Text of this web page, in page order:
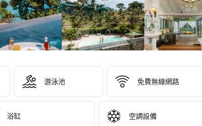
游泳池 免費無線網路
浴缸 空調設備